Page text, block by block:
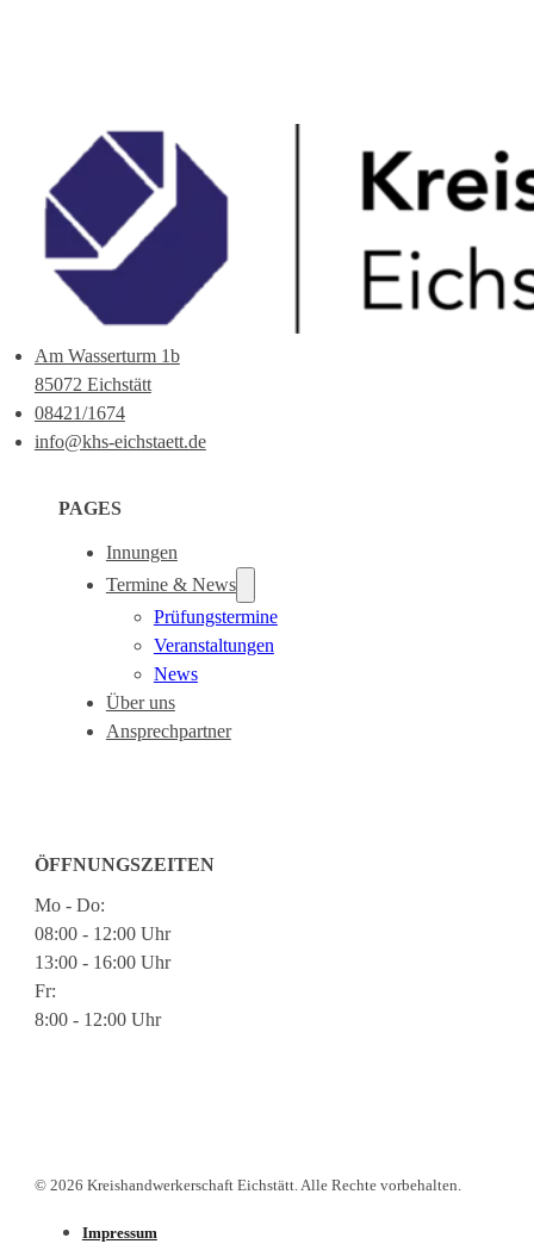
Am Wasserturm 1b
85072 Eichstätt
08421/1674
info@khs-eichstaett.de
PAGES
Innungen
Termine & News
Prüfungstermine
Veranstaltungen
News
Über uns
Ansprechpartner
ÖFFNUNGSZEITEN
Mo - Do:
08:00 - 12:00 Uhr
13:00 - 16:00 Uhr
Fr:
8:00 - 12:00 Uhr
© 2026 Kreishandwerkerschaft Eichstätt. Alle Rechte vorbehalten.
Impressum